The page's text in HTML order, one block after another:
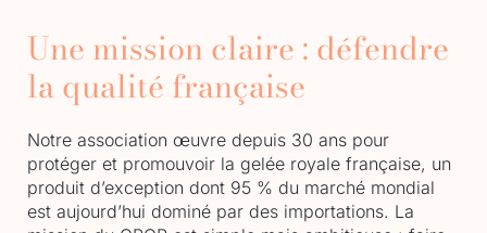
Une mission claire : défendre
la qualité française
Notre association œuvre depuis 30 ans pour
protéger et promouvoir la gelée royale française, un
produit d’exception dont 95 % du marché mondial
est aujourd’hui dominé par des importations. La